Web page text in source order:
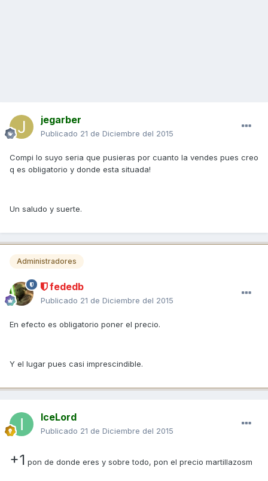
jegarber
Publicado 21 de Diciembre del 2015
Compi lo suyo seria que pusieras por cuanto la vendes pues creo
q es obligatorio y donde esta situada!
Un saludo y suerte.
Administradores
fededb
Publicado 21 de Diciembre del 2015
En efecto es obligatorio poner el precio.
Y el lugar pues casi imprescindible.
IceLord
Publicado 21 de Diciembre del 2015
+1 pon de donde eres y sobre todo, pon el precio martillazosm